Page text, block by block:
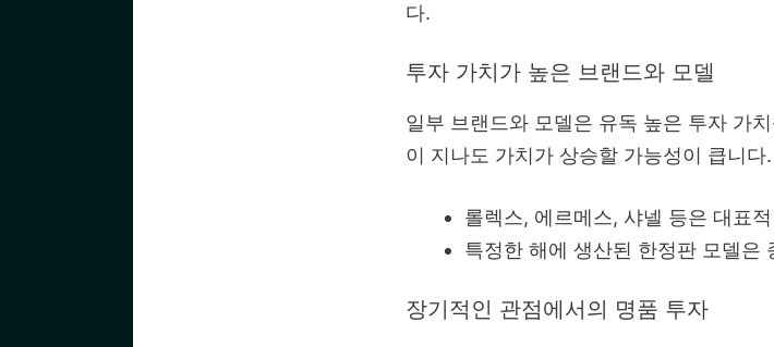
다.
투자 가치가 높은 브랜드와 모델
일부 브랜드와 모델은 유독 높은 투자 가
이 지나도 가치가 상승할 가능성이 큽니다.
롤렉스, 에르메스, 샤넬 등은 대표
특정한 해에 생산된 한정판 모델은
장기적인 관점에서의 명품 투자